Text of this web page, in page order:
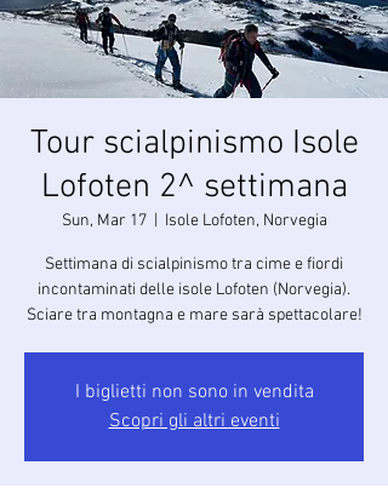
Tour scialpinismo Isole
Lofoten 2^ settimana
Sun, Mar 17
  |
Isole Lofoten, Norvegia
Settimana di scialpinismo tra cime e fiordi
incontaminati delle isole Lofoten (Norvegia).
Sciare tra montagna e mare sarà spettacolare!
I biglietti non sono in vendita
Scopri gli altri eventi